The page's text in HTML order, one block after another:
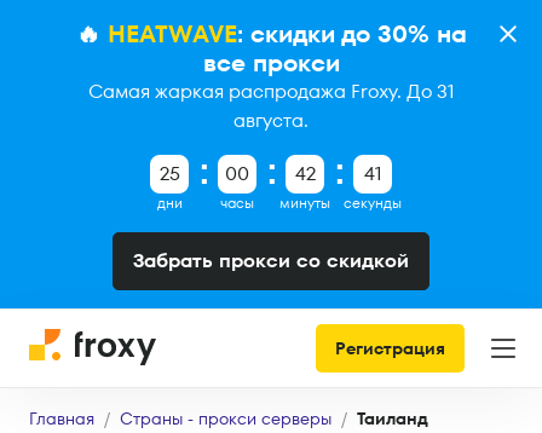
🔥 HEATWAVE: скидки до 30% на
все прокси
Самая жаркая распродажа Froxy. До 31
августа.
25
дни
00
часы
42
минуты
40
секунды
Забрать прокси со скидкой
Регистрация
Главная Страны - прокси серверы Таиланд